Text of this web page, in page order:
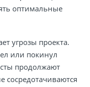
оптимальные
угрозы проекта.
или покинул
продолжают
сосредотачиваются